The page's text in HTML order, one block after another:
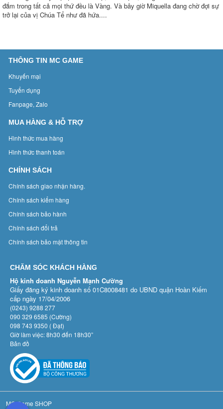
đắm trong tất cả mọi thứ đều là Vàng. Và bây giờ Miquella đang chờ đợi sự
trở lại của vị Chúa Tể như đã hứa....
THÔNG TIN MC GAME
Khuyến mại
Tuyển dụng
Fanpage, Zalo
MUA HÀNG & HỖ TRỢ
Hình thức mua hàng
Hình thức thanh toán
CHÍNH SÁCH
Chính sách giao nhận hàng.
Chính sách kiểm hàng
Chính sách bảo hành
Chính sách đổi trả
Chính sách bảo mật thông tin
CHĂM SÓC KHÁCH HÀNG
Hộ kinh doanh Nguyễn Mạnh Cường
Giấy đăng ký kinh doanh số 01C8008481 do UBND quận Hoàn Kiếm
cấp ngày 17/04/2006
(0243) 9288 277
090 329 6585 (Cường)
098 743 9350 ( Đạt)
Giờ làm việc: 8h30 đến 18h30”
Bản đồ
MC Game SHOP